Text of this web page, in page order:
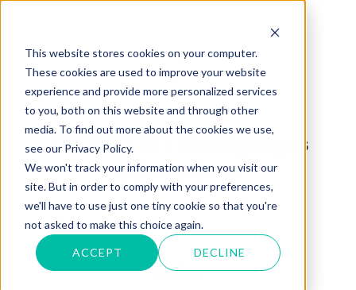
This website stores cookies on your computer.
These cookies are used to improve your website
experience and provide more personalized services
to you, both on this website and through other
media. To find out more about the cookies we use,
see our Privacy Policy.
We won't track your information when you visit our
site. But in order to comply with your preferences,
we'll have to use just one tiny cookie so that you're
not asked to make this choice again.
ACCEPT DECLINE
contenu
Rechercher :
ÉTIQUETTE :
Témoignages
événements
BLOG